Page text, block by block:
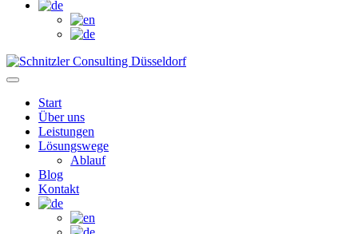
Start
Über uns
Leistungen
Lösungswege
Ablauf
Blog
Kontakt